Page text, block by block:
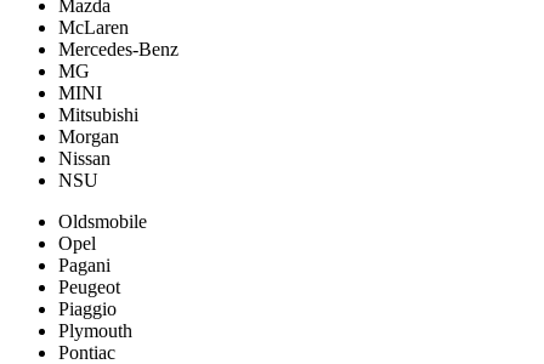
Mazda
McLaren
Mercedes-Benz
MG
MINI
Mitsubishi
Morgan
Nissan
NSU
Oldsmobile
Opel
Pagani
Peugeot
Piaggio
Plymouth
Pontiac